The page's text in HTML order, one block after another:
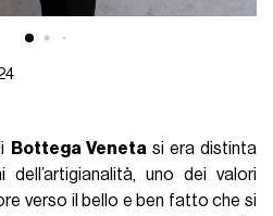
Bottega Veneta si era distinta
uno dei valori
verso il bello e ben fatto che si